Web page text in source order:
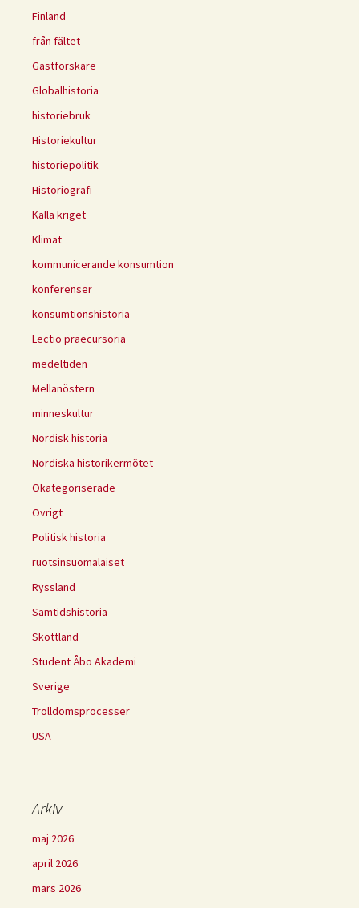
Finland
från fältet
Gästforskare
Globalhistoria
historiebruk
Historiekultur
historiepolitik
Historiografi
Kalla kriget
Klimat
kommunicerande konsumtion
konferenser
konsumtionshistoria
Lectio praecursoria
medeltiden
Mellanöstern
minneskultur
Nordisk historia
Nordiska historikermötet
Okategoriserade
Övrigt
Politisk historia
ruotsinsuomalaiset
Ryssland
Samtidshistoria
Skottland
Student Åbo Akademi
Sverige
Trolldomsprocesser
USA
Arkiv
maj 2026
april 2026
mars 2026